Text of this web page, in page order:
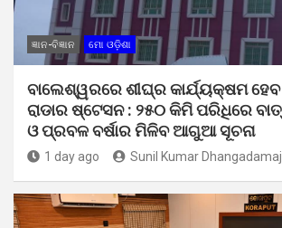
ଜ୍ଞାନ-ବିଜ୍ଞାନ ମୋ ଓଡ଼ିଶା
ବାଲେଶ୍ୱରରେ ଶୀଘ୍ର କାର୍ଯ୍ୟକ୍ଷମ
ରାଡାର ଷ୍ଟେସନ : ୨୫୦ କିମି ପରିଧିରେ
ଓ ପ୍ରବଳ ବର୍ଷାର ମିଳିବ ଆଗୁଆ ସୂଚନା
1 day ago Sunil Kumar